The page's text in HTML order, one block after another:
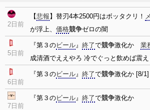
2日前
【悲報 】替刃4本2500円はボッタクリ！
が浮上、 価格競争ゼロの闇
5日前
『第３のビール』 終了で競争激化か 業
成清酒でええやろ 冷でぐっと飲めば震
6日前
『第３のビール』 終了で競争激化か [8/1]
7日前
『第３のビール』 終了で競争激化か